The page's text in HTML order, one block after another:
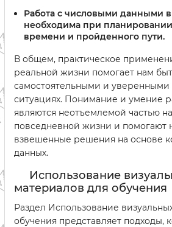
Работа с числовыми данными
необходима при
времени и пройденного пути.
В общем, практическое
реальной жизни помогает нам
самостоятельными и уверенными
ситуациях. Понимание и умение
являются неотъемлемой частью
повседневной жизни и помогают
взвешенные решения на основе
данных.
Использование
материалов для обучения
Раздел Использование
обучения представляет подходы,